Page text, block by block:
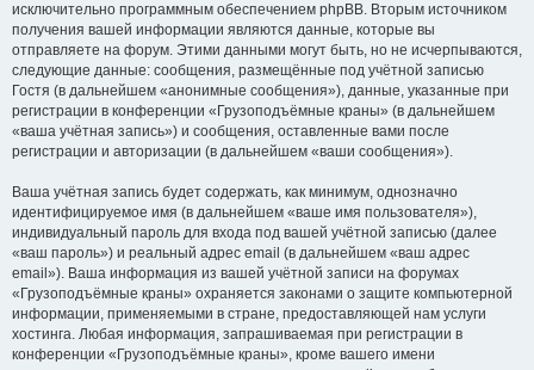
исключительно программным обеспечением phpBB. Вторым источником
получения вашей информации являются данные, которые вы
отправляете на форум. Этими данными могут быть, но не исчерпываются,
следующие данные: сообщения, размещённые под учётной записью
Гостя (в дальнейшем «анонимные сообщения»), данные, указанные при
регистрации в конференции «Грузоподъёмные краны» (в дальнейшем
«ваша учётная запись») и сообщения, оставленные вами после
регистрации и авторизации (в дальнейшем «ваши сообщения»).
Ваша учётная запись будет содержать, как минимум, однозначно
идентифицируемое имя (в дальнейшем «ваше имя пользователя»),
индивидуальный пароль для входа под вашей учётной записью (далее
«ваш пароль») и реальный адрес email (в дальнейшем «ваш адрес
email»). Ваша информация из вашей учётной записи на форумах
«Грузоподъёмные краны» охраняется законами о защите компьютерной
информации, применяемыми в стране, предоставляющей нам услуги
хостинга. Любая информация, запрашиваемая при регистрации в
конференции «Грузоподъёмные краны», кроме вашего имени